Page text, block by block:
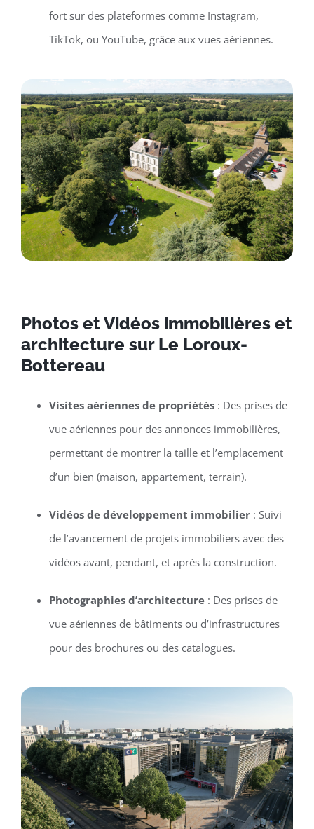
fort sur des plateformes comme Instagram,
TikTok, ou YouTube, grâce aux vues aériennes.
Photos et Vidéos immobilières et
architecture sur Le Loroux-
Bottereau
Visites aériennes de propriétés: Des prises de
vue aériennes pour des annonces immobilières,
permettant de montrer la taille et l’emplacement
d’un bien (maison, appartement, terrain).
Vidéos de développement immobilier: Suivi
de l’avancement de projets immobiliers avec des
vidéos avant, pendant, et après la construction.
Photographies d’architecture: Des prises de
vue aériennes de bâtiments ou d’infrastructures
pour des brochures ou des catalogues.